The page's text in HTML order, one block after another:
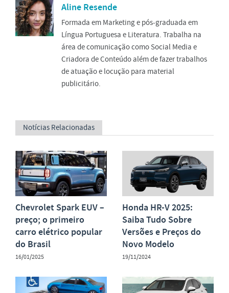
Aline Resende
Formada em Marketing e pós-graduada em
Língua Portuguesa e Literatura. Trabalha na
área de comunicação como Social Media e
Criadora de Conteúdo além de fazer trabalhos
de atuação e locução para material
publicitário.
Notícias Relacionadas
Chevrolet Spark EUV –
preço; o primeiro
carro elétrico popular
do Brasil
16/01/2025
Honda HR-V 2025:
Saiba Tudo Sobre
Versões e Preços do
Novo Modelo
19/11/2024